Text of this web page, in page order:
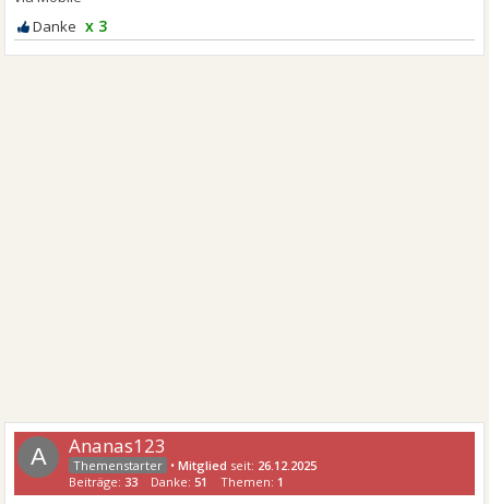
x 3
A Ananas123
•Mitglied seit: 26.12.2025
Beiträge: 33 Danke: 51 Themen: 1